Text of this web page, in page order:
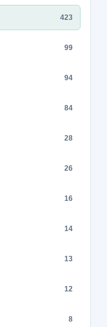
423
99
94
84
28
26
16
14
13
12
8